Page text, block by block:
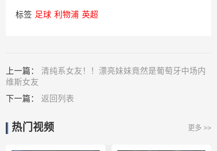
标签 足球 利物浦 英超
上一篇： 清纯系女友！！漂亮妹妹竟然是葡萄牙中场内
维斯女友
下一篇： 返回列表
热门视频 更多 >>